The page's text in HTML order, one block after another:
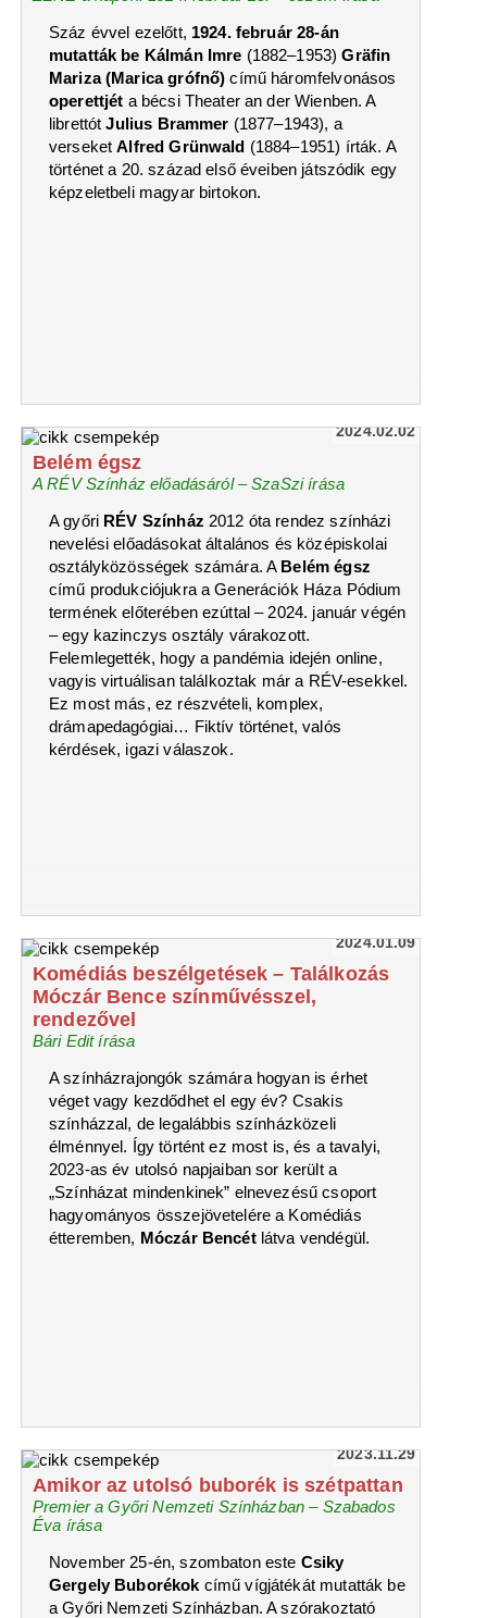
Száz évvel ezelőtt, 1924. február 28-án
mutatták be Kálmán Imre (1882‒1953)Gräfin
Mariza (Marica grófnő) című háromfelvonásos
operettjét a bécsi Theater an der Wienben. A
librettótJulius Brammer (1877‒1943), a
verseketAlfred Grünwald (1884‒1951) írták. A
történet a 20. század első éveiben játszódik egy
képzeletbeli magyar birtokon.
2024.02.02
Belém égsz
A RÉV Színház előadásáról – SzaSzi írása
A győri RÉV Színház 2012 óta rendez színházi
nevelési előadásokat általános és középiskolai
osztályközösségek számára. A Belém égsz
című produkciójukra a Generációk Háza Pódium
termének előterében ezúttal – 2024. január végén
– egy kazinczys osztály várakozott.
Felemlegették, hogy a pandémia idején online,
vagyis virtuálisan találkoztak már a RÉV-esekkel.
Ez most más, ez részvételi, komplex,
drámapedagógiai… Fiktív történet, valós
kérdések, igazi válaszok.
2024.01.09
Komédiás beszélgetések – Találkozás
Móczár Bence színművésszel,
rendezővel
Bári Edit írása
A színházrajongók számára hogyan is érhet
véget vagy kezdődhet el egy év? Csakis
színházzal, de legalábbis színházközeli
élménnyel. Így történt ez most is, és a tavalyi,
2023-as év utolsó napjaiban sor került a
„Színházat mindenkinek” elnevezésű csoport
hagyományos összejövetelére a Komédiás
étteremben, Móczár Bencét látva vendégül.
2023.11.29
Amikor az utolsó buborék is szétpattan
Premier a Győri Nemzeti Színházban – Szabados
Éva írása
November 25-én, szombaton este Csiky
Gergely Buborékok című vígjátékát mutatták be
a Győri Nemzeti Színházban. A szórakoztató